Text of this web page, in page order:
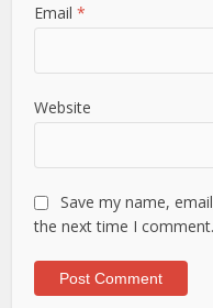
Email*
Website
Save my name,
the next time I comment.